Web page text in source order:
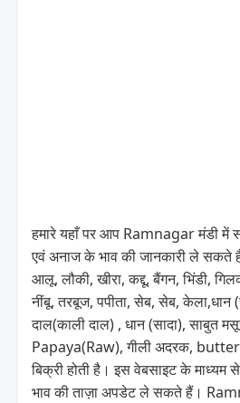
हमारे यहाँ पर आप Ramnagar मंडी में
एवं अनाज के भाव की जानकारी ले
आलू, लौकी, खीरा, कद्दू, बैंगन, भिंडी,
नींबू, तरबूज, पपीता, सेब, सेब, केला,धान
दाल(काली दाल) , धान (सादा), साबुत
Papaya(Raw), गीली अदरक,
बिक्री होती है। इस वेबसाइट के
भाव की ताज़ा अपडेट ले सकते हैं।